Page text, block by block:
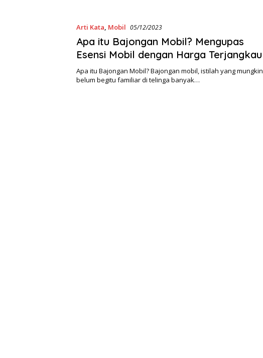
Arti Kata, Mobil 05/12/2023
Apa itu Bajongan Mobil? Mengupas
Esensi Mobil dengan Harga Terjangkau
Apa itu Bajongan Mobil? Bajongan mobil, istilah yang mungkin
belum begitu familiar di telinga banyak…